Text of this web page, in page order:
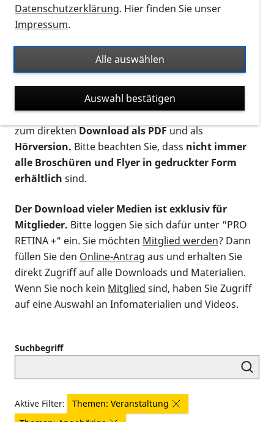
Auf dieser Seite finden Sie sämtliches Infomaterial
Ort. Nutzen Sie den Formatfilter, um ausschließlich
nach Flyern und Broschüren, Audios oder Videos zu
suchen. Die meisten Flyer und Broschüren werden in
verschiedenen Formaten angeboten: zur
postalischen Bestellung als gedruckte Variante
zum direktenDownload als PDFund als
Hörversion. Bitte beachten Sie, dass nicht immer
alle Broschüren und Flyer in gedruckter Form
erhältlich sind.
Der Download vieler Medien ist exklusiv für
Mitglieder. Bitte loggen Sie sich dafür unter "PRO
RETINA +" ein. Sie möchten Mitglied werden? Dann
füllen Sie den Online-Antrag aus und erhalten Sie
direkt Zugriff auf alle Downloads und Materialien.
Wenn Sie noch kein Mitglied sind, haben Sie Zugriff
auf eine Auswahl an Infomaterialien und Videos.
Suchbegriff
Aktive Filter:
Themen: Veranstaltung
Datenschutzerklärung. Hier finden Sie unser
Impressum.
Alle auswählen
Auswahl bestätigen